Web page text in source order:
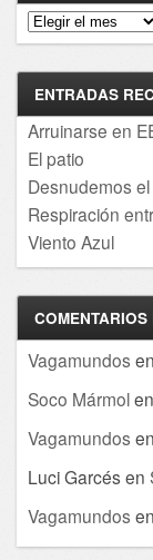
Archivos
ENTRADAS
Arruinarse en
El patio
Desnudemos
Respiración
Viento Azul
COMENTARIOS
Vagamundos en
Soco Mármolen
Vagamundos en
Luci Garcés en
Vagamundos en